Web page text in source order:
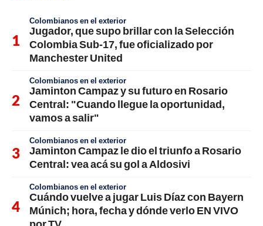
Colombianos en el exterior
Jugador, que supo brillar con la Selección
Colombia Sub-17, fue oficializado por
Manchester United
Colombianos en el exterior
Jaminton Campaz y su futuro en Rosario
Central: "Cuando llegue la oportunidad,
vamos a salir"
Colombianos en el exterior
Jaminton Campaz le dio el triunfo a Rosario
Central: vea acá su gol a Aldosivi
Colombianos en el exterior
Cuándo vuelve a jugar Luis Díaz con Bayern
Múnich; hora, fecha y dónde verlo EN VIVO